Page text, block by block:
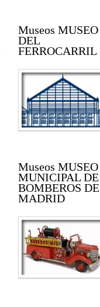
Museos MUSEO
DEL
FERROCARRIL
Museos MUSEO
MUNICIPAL DE
BOMBEROS DE
MADRID